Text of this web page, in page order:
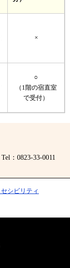
×
○
（1階の宿直室
で受付）
Tel：0823-33-0011
シビリティ